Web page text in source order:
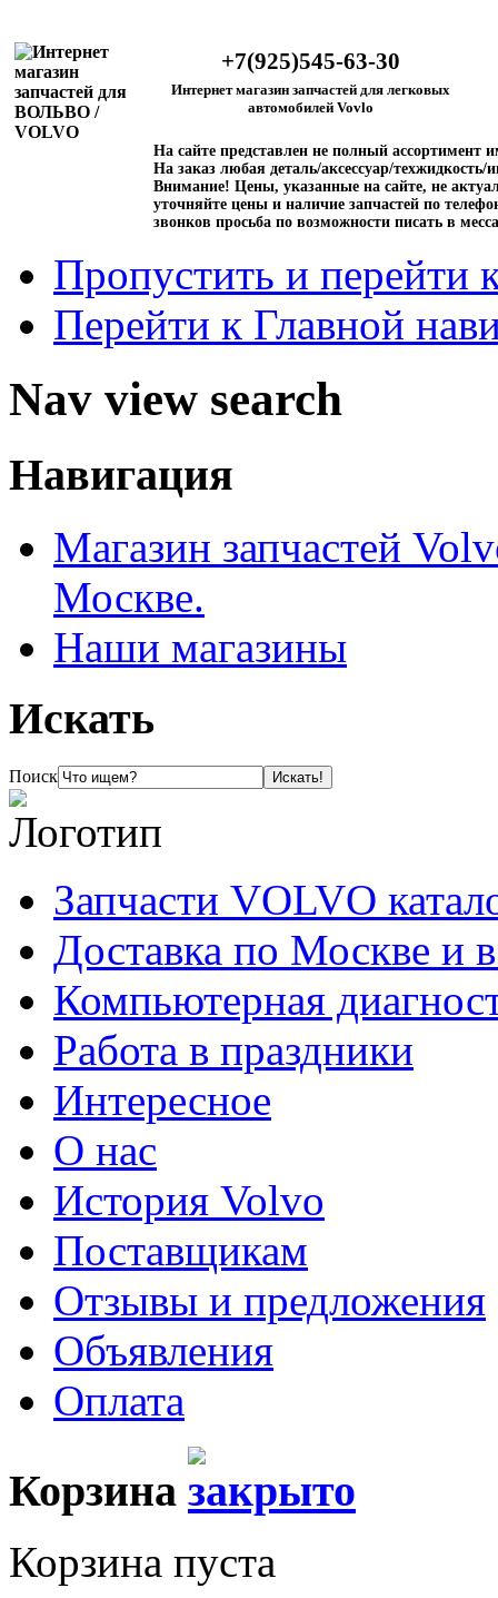
+7(925)545-63-30
Интернет магазин запчастей для легковых
автомобилей Vovlo
На сайте представлен не полный ассортимент
На заказ любая деталь/аксессуар/техжидкость/
Внимание! Цены, указанные на сайте, не
уточняйте цены и наличие запчастей по
звонков просьба по возможности писать в
Пропустить и перейти
Перейти к Главной
Nav view search
Навигация
Магазин запчастей
Москве.
Наши магазины
Искать
Поиск
Запчасти VOLVO
Доставка по Москве и
Компьютерная
Работа в праздники
Интересное
О нас
История Volvo
Поставщикам
Отзывы и предложения
Объявления
Оплата
Корзина
Корзина пуста